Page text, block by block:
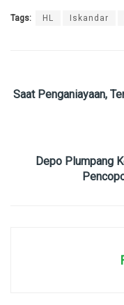
Tags: HL Iskandar
Saat Penganiayaan,
Depo Plumpang